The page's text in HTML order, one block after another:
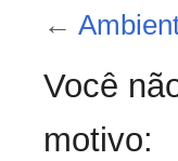
←
Você
motivo: